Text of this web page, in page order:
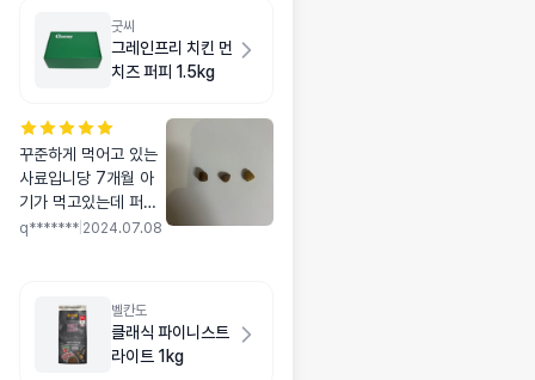
굿씨
그레인프리 치킨 먼
치즈 퍼피 1.5kg
꾸준하게 먹어고 있는
사료입니당 7개월 아
기가 먹고있는데 퍼피
사료 유목민이어서 이
을까 했는데 너무 잘
먹네용 사진 왼쪽부터
굿씨-> 오리젠 퍼피 스
q******* 2024.07.08
벨칸도
클래식 파이니스트
라이트 1kg